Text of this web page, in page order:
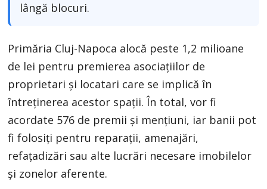
lângă blocuri.
Primăria Cluj-Napoca alocă peste 1,2 milioane
de lei pentru premierea asociațiilor de
proprietari și locatari care se implică în
întreținerea acestor spații. În total, vor fi
acordate 576 de premii și mențiuni, iar banii pot
fi folosiți pentru reparații, amenajări,
refațadizări sau alte lucrări necesare imobilelor
și zonelor aferente.